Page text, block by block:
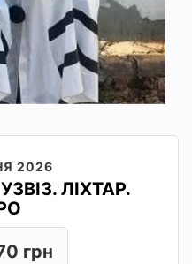
2026
ЛІХТАР.
грн